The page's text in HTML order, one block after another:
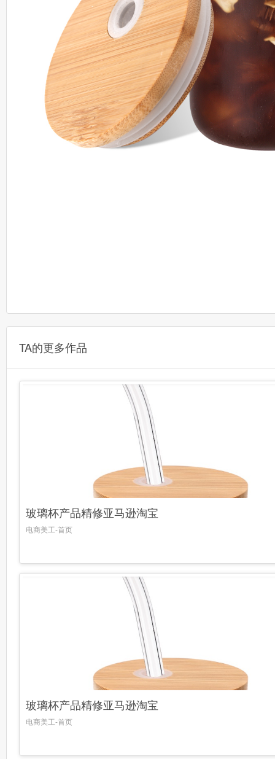
TA的更多作品
玻璃杯产品精修亚马逊淘宝
电商美工-首页
玻璃杯产品精修亚马逊淘宝
电商美工-首页